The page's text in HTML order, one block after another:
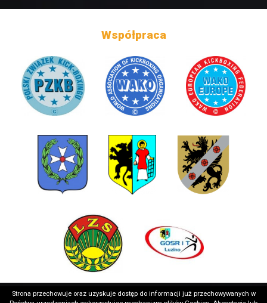
Współpraca
Strona przechowuje oraz uzyskuje dostęp do informacji już przechowywanych w